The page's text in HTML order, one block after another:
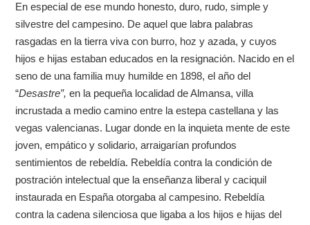
En especial de ese mundo honesto, duro, rudo, simple y
silvestre del campesino. De aquel que labra palabras
rasgadas en la tierra viva con burro, hoz y azada, y cuyos
hijos e hijas estaban educados en la resignación. Nacido en el
seno de una familia muy humilde en 1898, el año del
“Desastre”, en la pequeña localidad de Almansa, villa
incrustada a medio camino entre la estepa castellana y las
vegas valencianas. Lugar donde en la inquieta mente de este
joven, empático y solidario, arraigarían profundos
sentimientos de rebeldía. Rebeldía contra la condición de
postración intelectual que la enseñanza liberal y caciquil
instaurada en España otorgaba al campesino. Rebeldía
contra la cadena silenciosa que ligaba a los hijos e hijas del